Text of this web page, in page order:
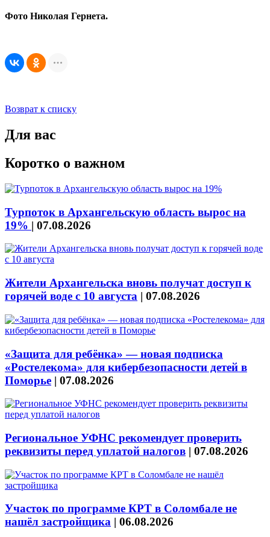
Фото Николая Гернета.
Возврат к списку
Для вас
Коротко о важном
Турпоток в Архангельскую область вырос на
19% | 07.08.2026
Жители Архангельска вновь получат доступ к
горячей воде с 10 августа | 07.08.2026
«Защита для ребёнка» — новая подписка
«Ростелекома» для кибербезопасности детей в
Поморье | 07.08.2026
Региональное УФНС рекомендует проверить
реквизиты перед уплатой налогов | 07.08.2026
Участок по программе КРТ в Соломбале не
нашёл застройщика | 06.08.2026